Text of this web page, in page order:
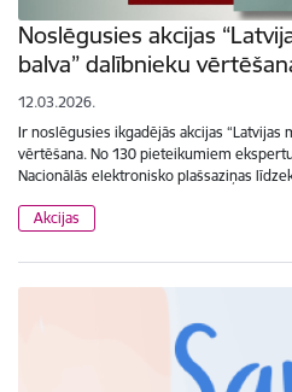
Noslēgusies akcijas
balva” dalībnieku
12.03.2026.
Ir noslēgusies ikgadējās akcijas “Latvijas
vērtēšana. No 130 pieteikumiem
Nacionālās elektronisko plašsaziņas
Akcijas